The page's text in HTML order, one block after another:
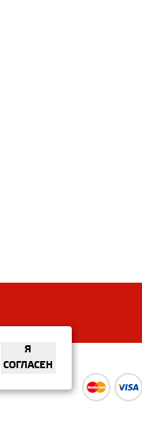
Я
СОГЛАСЕН